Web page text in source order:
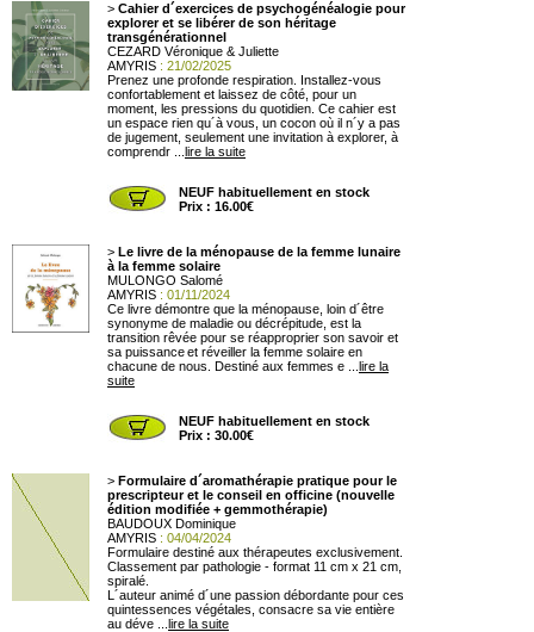
> Cahier d´exercices de psychogénéalogie pour
explorer et se libérer de son héritage
transgénérationnel
CEZARD Véronique & Juliette
AMYRIS : 21/02/2025
Prenez une profonde respiration. Installez-vous
confortablement et laissez de côté, pour un
moment, les pressions du quotidien. Ce cahier est
un espace rien qu´à vous, un cocon où il n´y a pas
de jugement, seulement une invitation à explorer, à
comprendr ... lire la suite
NEUF habituellement en stock
Prix : 16.00€
> Le livre de la ménopause de la femme lunaire
à la femme solaire
MULONGO Salomé
AMYRIS : 01/11/2024
Ce livre démontre que la ménopause, loin d´être
synonyme de maladie ou décrépitude, est la
transition rêvée pour se réapproprier son savoir et
sa puissance et réveiller la femme solaire en
chacune de nous. Destiné aux femmes e ... lire la
suite
NEUF habituellement en stock
Prix : 30.00€
> Formulaire d´aromathérapie pratique pour le
prescripteur et le conseil en officine (nouvelle
édition modifiée + gemmothérapie)
BAUDOUX Dominique
AMYRIS : 04/04/2024
Formulaire destiné aux thérapeutes exclusivement.
Classement par pathologie - format 11 cm x 21 cm,
spiralé.
L´auteur animé d´une passion débordante pour ces
quintessences végétales, consacre sa vie entière
au déve ... lire la suite